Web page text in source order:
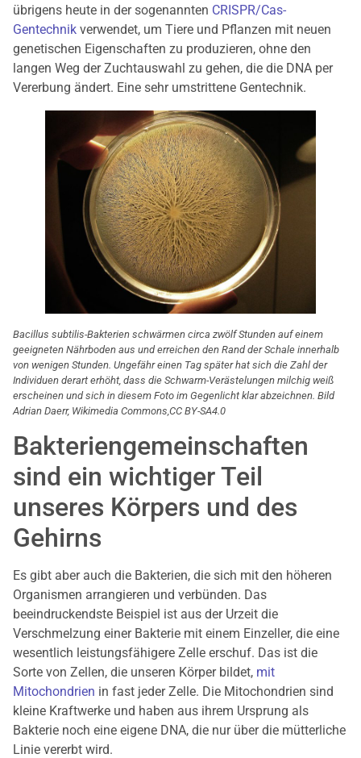
übrigens heute in der sogenannten CRISPR/Cas-
Gentechnik verwendet, um Tiere und Pflanzen mit neuen
genetischen Eigenschaften zu produzieren, ohne den
langen Weg der Zuchtauswahl zu gehen, die die DNA per
Vererbung ändert. Eine sehr umstrittene Gentechnik.
Bacillus subtilis-Bakterien schwärmen circa zwölf Stunden auf einem
geeigneten Nährboden aus und erreichen den Rand der Schale innerhalb
von wenigen Stunden. Ungefähr einen Tag später hat sich die Zahl der
Individuen derart erhöht, dass die Schwarm-Verästelungen milchig weiß
erscheinen und sich in diesem Foto im Gegenlicht klar abzeichnen. Bild
Adrian Daerr, Wikimedia Commons,CC BY-SA4.0
Bakteriengemeinschaften
sind ein wichtiger Teil
unseres Körpers und des
Gehirns
Es gibt aber auch die Bakterien, die sich mit den höheren
Organismen arrangieren und verbünden. Das
beeindruckendste Beispiel ist aus der Urzeit die
Verschmelzung einer Bakterie mit einem Einzeller, die eine
wesentlich leistungsfähigere Zelle erschuf. Das ist die
Sorte von Zellen, die unseren Körper bildet, mit
Mitochondrien in fast jeder Zelle. Die Mitochondrien sind
kleine Kraftwerke und haben aus ihrem Ursprung als
Bakterie noch eine eigene DNA, die nur über die mütterliche
Linie vererbt wird.